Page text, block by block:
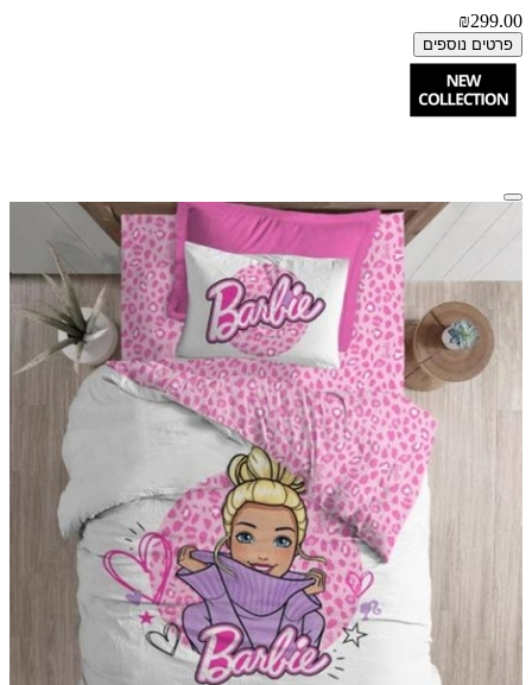
₪299.00
פרטים נוספים